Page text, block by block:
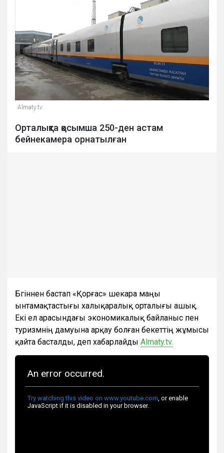
Almaty.tv
Орталықта қосымша 250-ден астам
бейнекамера орнатылған
Бүгіннен бастап «Қорғас» шекара маңы
ынтамақтастығы халықаралық орталығы ашық.
Екі ел арасындағы экономикалық байланыс пен
туризмнің дамуына арқау болған бекеттің жұмысы
қайта басталды, деп хабарлайды Almaty.tv.